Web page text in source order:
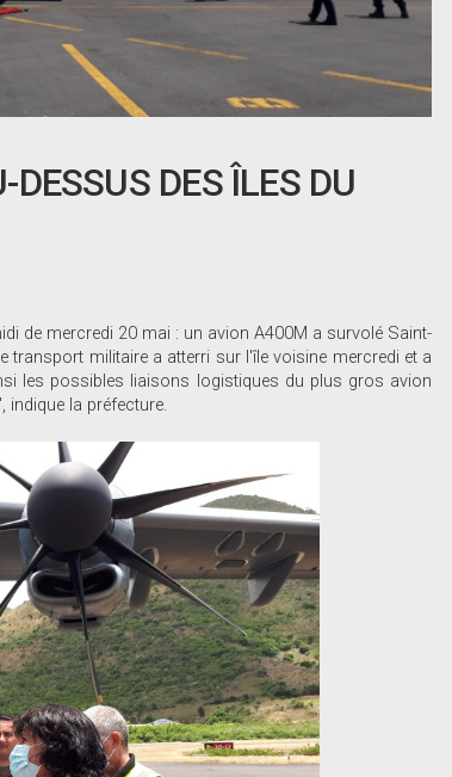
DES ÎLES DU
de mercredi 20 mai : un avion A400M a survolé Saint-
transport militaire a atterri sur l'île voisine mercredi et a
les possibles liaisons logistiques du plus gros avion
indique la préfecture.